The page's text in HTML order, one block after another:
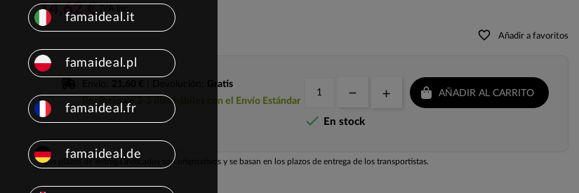
14,62 €
favorite_border Añadir a favoritos
Gratis
Recíbelo en 2-3 días hábiles con el Envío Estándar
AÑADIR AL CARRITO
 En stock
Los plazos de entrega indicados son orientativos y se basan en los plazos de entrega de los transportistas.
famaideal.it
famaideal.pl
famaideal.fr
famaideal.de